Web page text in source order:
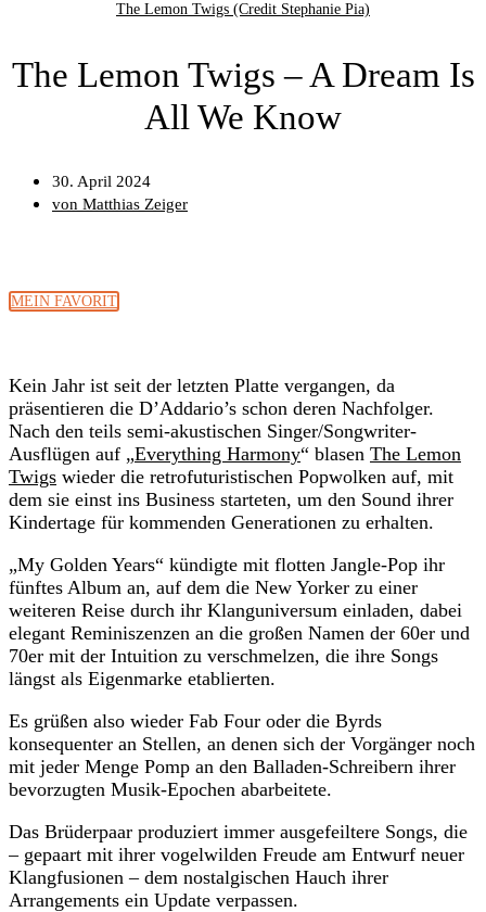
The Lemon Twigs (Credit Stephanie Pia)
The Lemon Twigs – A Dream Is
All We Know
30. April 2024
von Matthias Zeiger
MEIN FAVORIT
Kein Jahr ist seit der letzten Platte vergangen, da
präsentieren die D’Addario’s schon deren Nachfolger.
Nach den teils semi-akustischen Singer/Songwriter-
Ausflügen auf „Everything Harmony“ blasen The Lemon
Twigs wieder die retrofuturistischen Popwolken auf, mit
dem sie einst ins Business starteten, um den Sound ihrer
Kindertage für kommenden Generationen zu erhalten.
„My Golden Years“ kündigte mit flotten Jangle-Pop ihr
fünftes Album an, auf dem die New Yorker zu einer
weiteren Reise durch ihr Klanguniversum einladen, dabei
elegant Reminiszenzen an die großen Namen der 60er und
70er mit der Intuition zu verschmelzen, die ihre Songs
längst als Eigenmarke etablierten.
Es grüßen also wieder Fab Four oder die Byrds
konsequenter an Stellen, an denen sich der Vorgänger noch
mit jeder Menge Pomp an den Balladen-Schreibern ihrer
bevorzugten Musik-Epochen abarbeitete.
Das Brüderpaar produziert immer ausgefeiltere Songs, die
– gepaart mit ihrer vogelwilden Freude am Entwurf neuer
Klangfusionen – dem nostalgischen Hauch ihrer
Arrangements ein Update verpassen.